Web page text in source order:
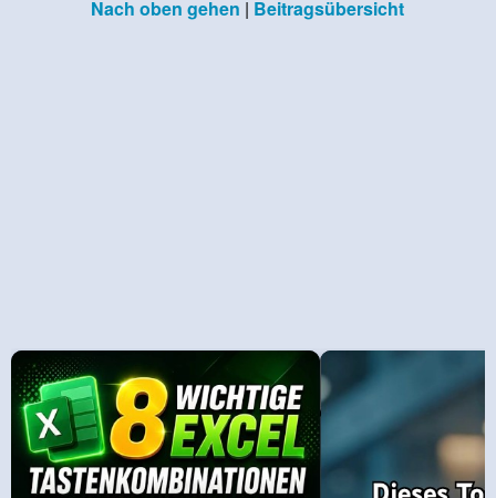
Nach oben gehen | Beitragsübersicht